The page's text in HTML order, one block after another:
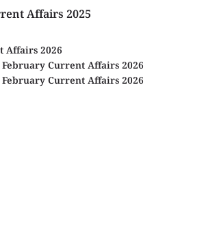
Affairs 2025
Affairs 2026
February Current Affairs 2026
February Current Affairs 2026